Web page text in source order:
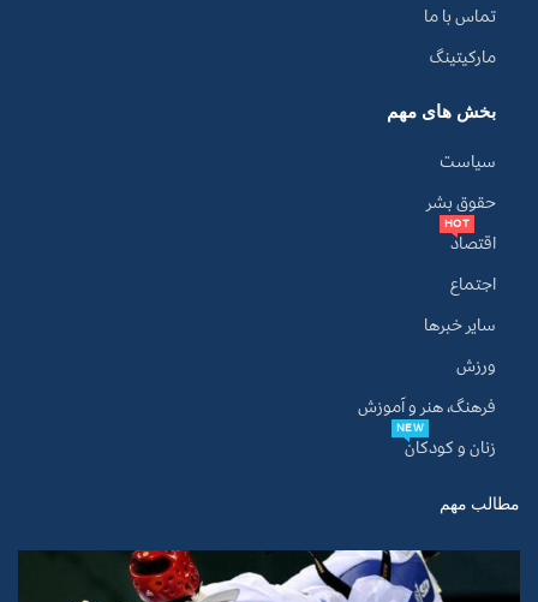
تماس با ما
مارکیتینگ
بخش های مهم
سیاست
حقوق بشر
اقتصاد
HOT
اجتماع
سایر خبرها
ورزش
فرهنگ، هنر و آموزش
زنان و کودکان
NEW
مطالب مهم